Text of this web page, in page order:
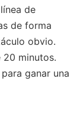
de
de forma
obvio.
20 minutos.
ganar una